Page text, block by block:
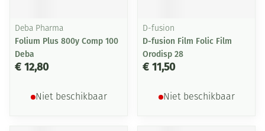
Deba Pharma
Folium Plus 800y Comp 100
Deba
€ 12,80
Niet beschikbaar
D-fusion
D-fusion Film Folic Film
Orodisp 28
€ 11,50
Niet beschikbaar